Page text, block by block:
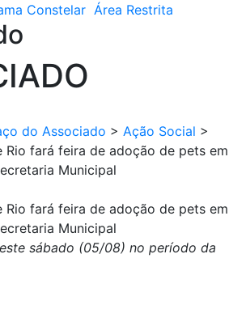
Constelar Área Restrita
do Associado > Ação Social >
Rio fará feira de adoção de pets em
Municipal
Rio fará feira de adoção de pets em
Municipal
sábado (05/08) no período da